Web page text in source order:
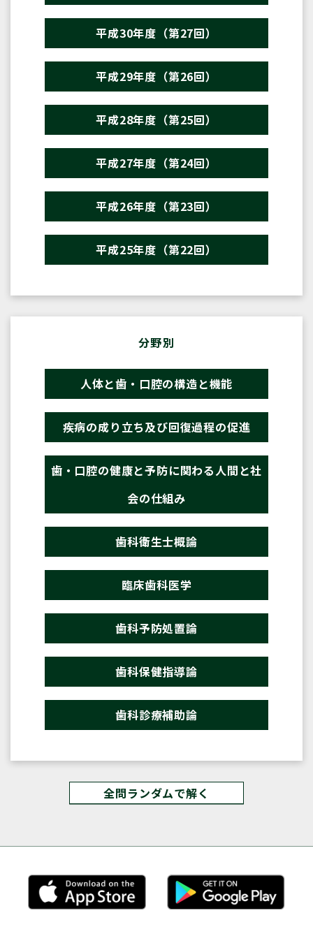
平成30年度（第27回）
平成29年度（第26回）
平成28年度（第25回）
平成27年度（第24回）
平成26年度（第23回）
平成25年度（第22回）
分野別
人体と歯・口腔の構造と機能
疾病の成り立ち及び回復過程の促進
歯・口腔の健康と予防に関わる人間と社
会の仕組み
歯科衛生士概論
臨床歯科医学
歯科予防処置論
歯科保健指導論
歯科診療補助論
全問ランダムで解く